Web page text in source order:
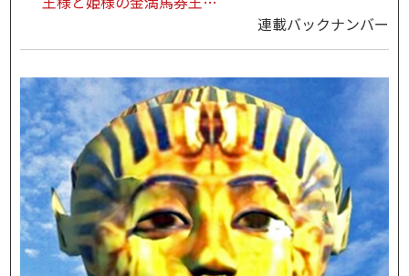
連載バックナンバー